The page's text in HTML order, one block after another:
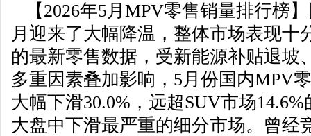
【2026年5月MPV零售销量排行榜
月迎来了大幅降温，整体市场表现十
的最新零售数据，受新能源补贴退坡
多重因素叠加影响，5月份国内MPV
大幅下滑30.0%，远超SUV市场
大盘中下滑最严重的细分市场。曾经